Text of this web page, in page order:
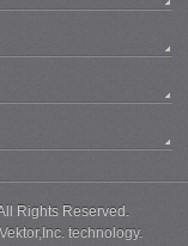
Rights Reserved.
Vektor,Inc. technology.